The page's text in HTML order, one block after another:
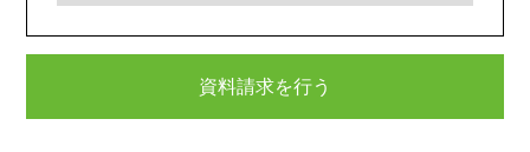
資料請求を行う